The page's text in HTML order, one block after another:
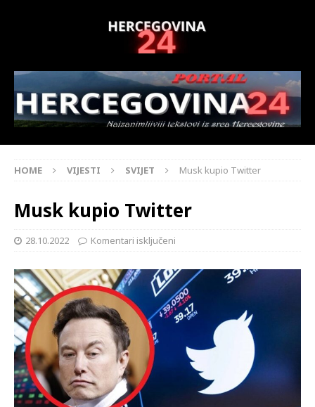
HOME VIJESTI SVIJET Musk kupio Twitter
Musk kupio Twitter
28.10.2022 Komentari isključeni